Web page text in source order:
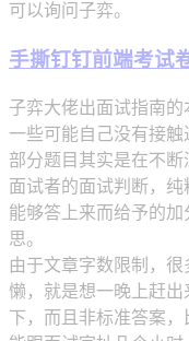
可以询问子弈。
手撕钉钉前端考试
子弈大佬出面试指南
一些可能自己没有接
部分题目其实是在不
面试者的面试判断，
能够答上来而给予的
思。
由于文章字数限制，
懒，就是想一晚上赶
下，而且非标准答案